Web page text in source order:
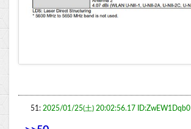
51: 2025/01/25(土) 20:02:56.17 ID:ZwEW1Dqb0